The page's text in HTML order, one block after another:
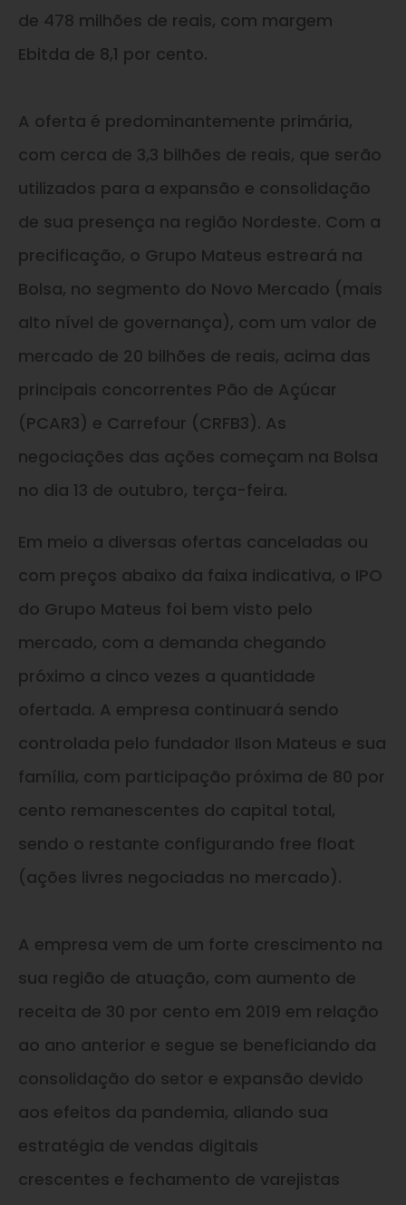
de 478 milhões de reais, com margem
Ebitda de 8,1 por cento.
A oferta é predominantemente primária,
com cerca de 3,3 bilhões de reais, que serão
utilizados para a expansão e consolidação
de sua presença na região Nordeste. Com a
precificação, o Grupo Mateus estreará na
Bolsa, no segmento do Novo Mercado (mais
alto nível de governança), com um valor de
mercado de 20 bilhões de reais, acima das
principais concorrentes Pão de Açúcar
(PCAR3) e Carrefour (CRFB3). As
negociações das ações começam na Bolsa
no dia 13 de outubro, terça-feira.
Em meio a diversas ofertas canceladas ou
com preços abaixo da faixa indicativa, o IPO
do Grupo Mateus foi bem visto pelo
mercado, com a demanda chegando
próximo a cinco vezes a quantidade
ofertada. A empresa continuará sendo
controlada pelo fundador Ilson Mateus e sua
família, com participação próxima de 80 por
cento remanescentes do capital total,
sendo o restante configurando free float
(ações livres negociadas no mercado).
A empresa vem de um forte crescimento na
sua região de atuação, com aumento de
receita de 30 por cento em 2019 em relação
ao ano anterior e segue se beneficiando da
consolidação do setor e expansão devido
aos efeitos da pandemia, aliando sua
estratégia de vendas digitais
crescentes e fechamento de varejistas